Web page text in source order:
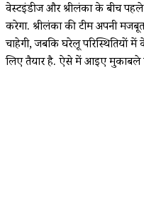
वेस्टइंडीज और श्रीलंका के बीच
करेगा. श्रीलंका की टीम अपनी
चाहेगी, जबकि घरेलू परिस्थितियों
लिए तैयार है. ऐसे में आइए मुकाबले से